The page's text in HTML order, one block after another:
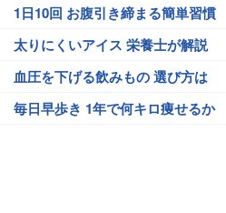
1日10回 お腹引き締まる簡単習慣
太りにくいアイス 栄養士が解説
血圧を下げる飲みもの 選び方は
毎日早歩き 1年で何キロ痩せるか